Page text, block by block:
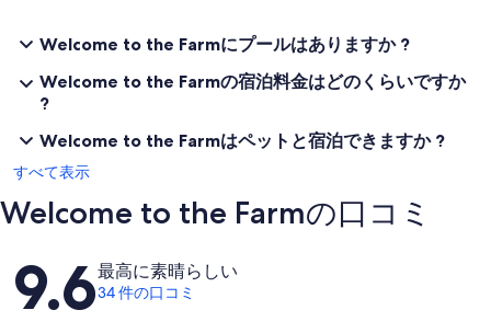
Welcome to the Farmにプールはありますか ?
Welcome to the Farmの宿泊料金はどのくらいですか
?
Welcome to the Farmはペットと宿泊できますか ?
すべて表示
Welcome to the Farmの口コミ
口
コ
9.6最高に素晴らしい
34 件の口コミ